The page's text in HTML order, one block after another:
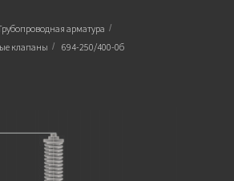
арматура /
клапаны / 694-250/400-0б